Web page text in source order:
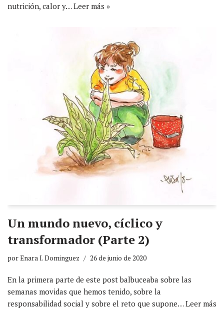
nutrición, calor y…Leer más »
Un mundo nuevo, cíclico y
transformador (Parte 2)
porEnara I. Dominguez 26 de junio de 2020
En la primera parte de este post balbuceaba sobre las
semanas movidas que hemos tenido, sobre la
responsabilidad social y sobre el reto que supone…Leer más